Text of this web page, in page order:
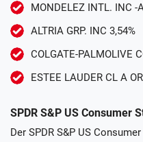
MONDELEZ INTL. INC -
ALTRIA GRP. INC 3,54%
COLGATE-PALMOLIVE
ESTEE LAUDER CL A
SPDR S&P US Consumer
Der SPDR S&P US